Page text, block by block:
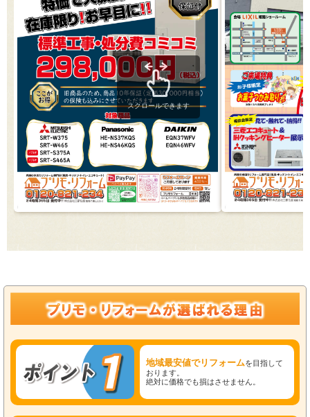
スクロールできます
地域最安値でリフォームを目指して
おります。
絶対に価格でも損はさせません。